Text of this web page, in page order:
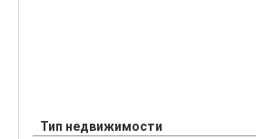
Тип недвижимости